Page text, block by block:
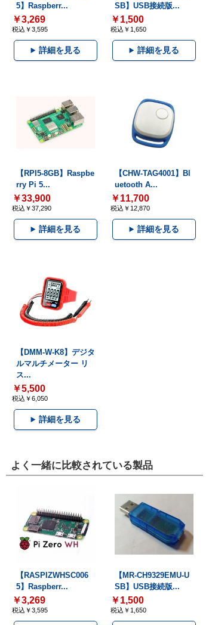
5】Raspberr...
￥3,269
税込￥3,595
詳細を見る
SB】USB接続版...
￥1,500
税込￥1,650
詳細を見る
【RPI5-8GB】Raspbe
rry Pi 5...
￥33,900
税込￥37,290
詳細を見る
【CHW-TAG4001】Bl
uetooth A...
￥11,700
税込￥12,870
詳細を見る
【DMM-W-K8】デジタ
ルマルチメーター リ
ス...
￥5,500
税込￥6,050
詳細を見る
よく一緒に比較されている製品
【RASPIZWHSC006
5】Raspberr...
￥3,269
税込￥3,595
【MR-CH9329EMU-U
SB】USB接続版...
￥1,500
税込￥1,650